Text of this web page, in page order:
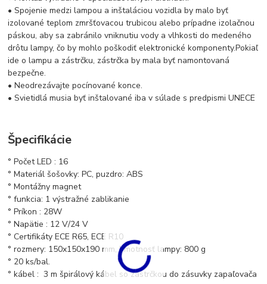
• Spojenie medzi lampou a inštaláciou vozidla by malo byť
izolované teplom zmršťovacou trubicou alebo prípadne izolačnou
páskou, aby sa zabránilo vniknutiu vody a vlhkosti do medeného
drôtu lampy, čo by mohlo poškodiť elektronické komponenty.Pokiaľ
ide o lampu a zástrčku, zástrčka by mala byť namontovaná
bezpečne.
• Neodrezávajte pocínované konce.
• Svietidlá musia byť inštalované iba v súlade s predpismi UNECE
Špecifikácie
° Počet LED : 16
° Materiál šošovky: PC, puzdro: ABS
° Montážny magnet
° funkcia: 1 výstražné zablikanie
° Príkon : 28W
° Napätie : 12 V/24 V
° Certifikáty ECE R65, ECE R10
°rozmery: 150x150x190 mm, hmotnosť lampy: 800 g
° 20 ks/bal.
° kábel : 3 m špirálový kábel so zástrčkou do zásuvky zapaľovača